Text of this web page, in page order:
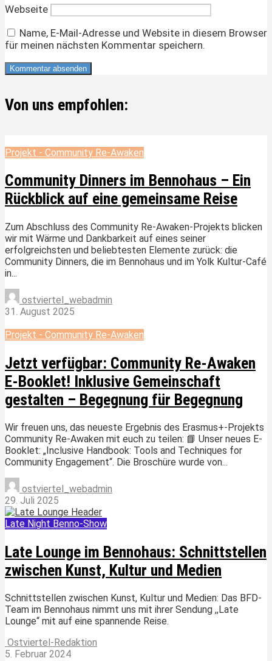
Webseite
Name, E-Mail-Adresse und Website in diesem Browser
für meinen nächsten Kommentar speichern.
Von uns empfohlen:
Projekt - Community Re-Awaken
Community Dinners im Bennohaus – Ein
Rückblick auf eine gemeinsame Reise
Zum Abschluss des Community Re-Awaken-Projekts blicken
wir mit Wärme und Dankbarkeit auf eines seiner
erfolgreichsten und beliebtesten Elemente zurück: die
Community Dinners, die im Bennohaus und im Yolk Kultur-Café
in...
ostviertel_webadmin
31. August 2025
Projekt - Community Re-Awaken
Jetzt verfügbar: Community Re-Awaken
E-Booklet! Inklusive Gemeinschaft
gestalten – Begegnung für Begegnung
Wir freuen uns, das neueste Ergebnis des Erasmus+-Projekts
Community Re-Awaken mit euch zu teilen: 📘 Unser neues E-
Booklet: „Inclusive Handbook: Tools and Techniques for
Community Engagement“. Die Broschüre wurde von...
ostviertel_webadmin
29. Juli 2025
Late Night Benno-Show
Late Lounge im Bennohaus: Schnittstellen
zwischen Kunst, Kultur und Medien
Schnittstellen zwischen Kunst, Kultur und Medien: Das BFD-
Team im Bennohaus nimmt uns mit ihrer Sendung ,,Late
Lounge“ mit auf eine spannende Reise.
Ostviertel-Redaktion
5. Februar 2024